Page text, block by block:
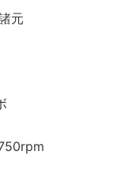
元